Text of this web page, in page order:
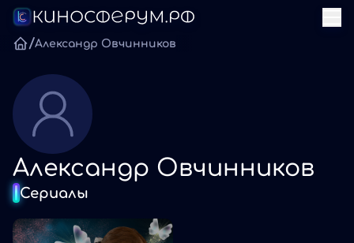
/Александр Овчинников
Александр Овчинников
Сериалы